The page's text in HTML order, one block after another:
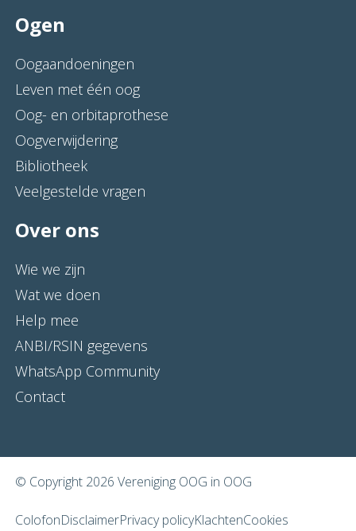
Ogen
Oogaandoeningen
Leven met één oog
Oog- en orbitaprothese
Oogverwijdering
Bibliotheek
Veelgestelde vragen
Over ons
Wie we zijn
Wat we doen
Help mee
ANBI/RSIN gegevens
WhatsApp Community
Contact
© Copyright 2026 Vereniging OOG in OOG
ColofonDisclaimerPrivacy policyKlachtenCookies